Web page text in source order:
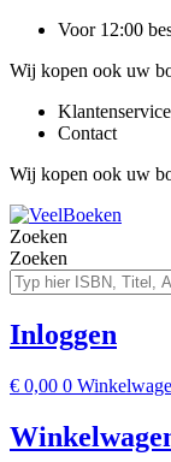
Voor 12:00
Wij kopen ook uw
Klantenservice
Contact
Wij kopen ook uw
Zoeken
Zoeken
Inloggen
€ 0,00 0